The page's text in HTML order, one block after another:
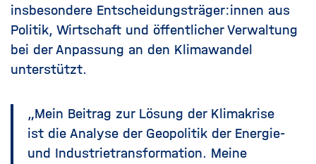
insbesondere Entscheidungsträger:innen aus
Politik, Wirtschaft und öffentlicher Verwaltung
bei der Anpassung an den Klimawandel
unterstützt.
„Mein Beitrag zur Lösung der Klimakrise
ist die Analyse der Geopolitik der Energie-
und Industrietransformation. Meine